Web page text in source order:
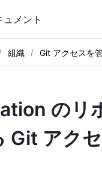
メント
組織 Git アクセスを
のリ
Git アク